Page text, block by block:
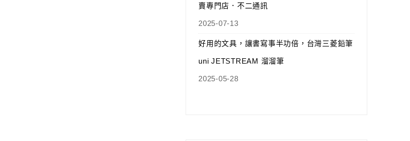
賣專門店．不二通訊
2025-07-13
好用的文具，讓書寫事半功倍，台灣三菱鉛筆
uni JETSTREAM 溜溜筆
2025-05-28